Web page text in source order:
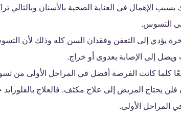
الإهمال في العناية الصحية بالأسنان وبالتالي
التسوس.
يؤدي إلى التعفن وفقدان السن كله وذلك لأن
إلى الإصابة بعدوى أو خراج.
كلما كانت الفرصة أفضل في المراحل الأولى من
فلن يحتاج المريض إلى علاج مكثف. فالعلاج
المراحل الأولى.